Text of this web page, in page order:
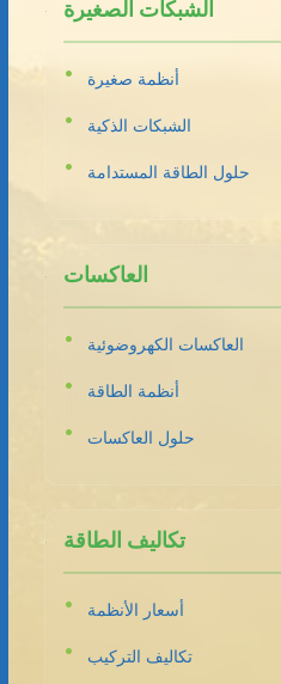
الشبكات الصغيرة
أنظمة صغيرة
الشبكات الذكية
حلول الطاقة المستدامة
العاكسات
العاكسات الكهروضوئية
أنظمة الطاقة
حلول العاكسات
تكاليف الطاقة
أسعار الأنظمة
تكاليف التركيب